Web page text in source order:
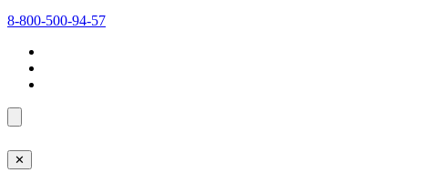
8-800-500-94-57
✕